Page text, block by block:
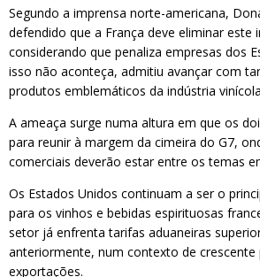
Segundo a imprensa norte-americana,
defendido que a França deve eliminar este
considerando que penaliza empresas dos
isso não aconteça, admitiu avançar com
produtos emblemáticos da indústria
A ameaça surge numa altura em que os
para reunir à margem da cimeira do G7,
comerciais deverão estar entre os temas
Os Estados Unidos continuam a ser o
para os vinhos e bebidas espirituosas
setor já enfrenta tarifas aduaneiras
anteriormente, num contexto de crescente
exportações.